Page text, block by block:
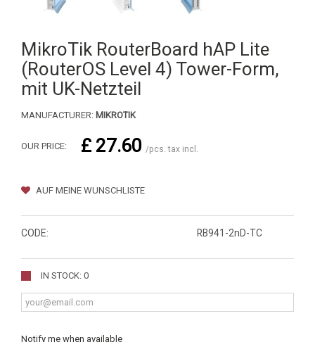
MikroTik RouterBoard hAP Lite
(RouterOS Level 4) Tower-Form,
mit UK-Netzteil
MANUFACTURER: MIKROTIK
OUR PRICE: £ 27.60 /pcs. tax incl.
AUF MEINE WUNSCHLISTE
CODE: RB941-2nD-TC
IN STOCK: 0
Notify me when available